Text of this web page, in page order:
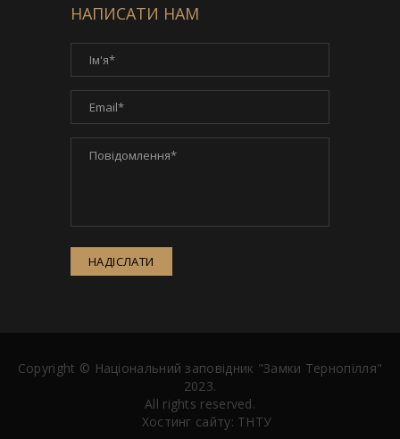
НАПИСАТИ НАМ
НАДІСЛАТИ
Copyright © Національний заповідник "Замки Тернопілля"
2023.
All rights reserved.
Хостинг сайту: ТНТУ